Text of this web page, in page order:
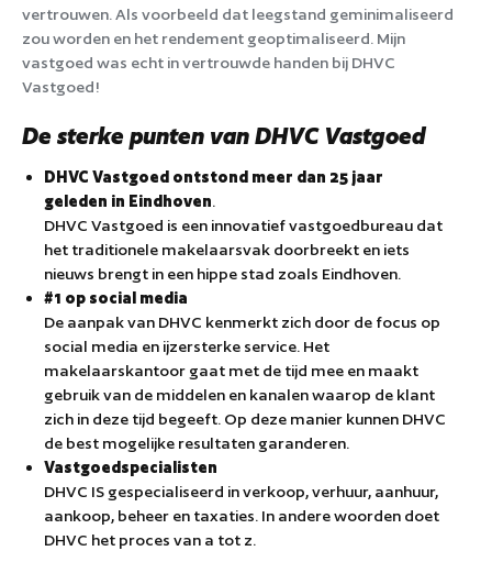
vertrouwen. Als voorbeeld dat leegstand geminimaliseerd
zou worden en het rendement geoptimaliseerd. Mijn
vastgoed was echt in vertrouwde handen bij DHVC
Vastgoed!
De sterke punten van DHVC Vastgoed
DHVC Vastgoed ontstond meer dan 25 jaar
geleden in Eindhoven.
DHVC Vastgoed is een innovatief vastgoedbureau dat
het traditionele makelaarsvak doorbreekt en iets
nieuws brengt in een hippe stad zoals Eindhoven.
#1 op social media
De aanpak van DHVC kenmerkt zich door de focus op
social media en ijzersterke service. Het
makelaarskantoor gaat met de tijd mee en maakt
gebruik van de middelen en kanalen waarop de klant
zich in deze tijd begeeft. Op deze manier kunnen DHVC
de best mogelijke resultaten garanderen.
Vastgoedspecialisten
DHVC IS gespecialiseerd in verkoop, verhuur, aanhuur,
aankoop, beheer en taxaties. In andere woorden doet
DHVC het proces van a tot z.